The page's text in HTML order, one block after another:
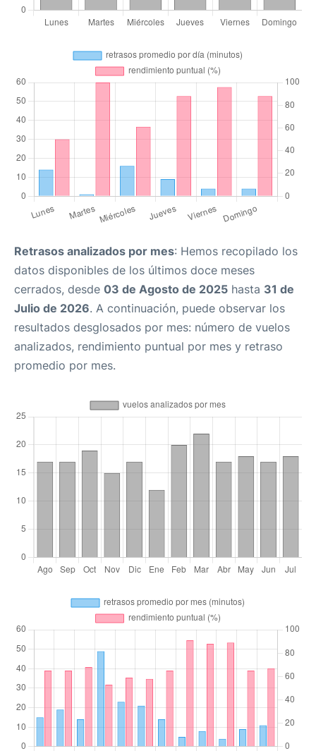
Retrasos analizados por mes: Hemos recopilado los
datos disponibles de los últimos doce meses
cerrados, desde 03 de Agosto de 2025 hasta 31 de
Julio de 2026. A continuación, puede observar los
resultados desglosados por mes: número de vuelos
analizados, rendimiento puntual por mes y retraso
promedio por mes.